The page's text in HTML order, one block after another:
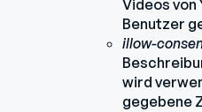
Videos von
Benutzer
illow-
wird
gegebene